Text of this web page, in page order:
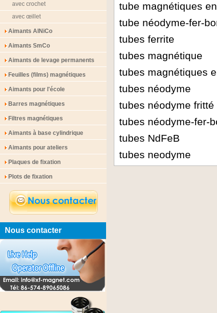
avec crochet
avec œillet
Aimants AlNiCo
Aimants SmCo
Aimants de levage permanents
Feuilles (films) magnétiques
Aimants pour l'école
Barres magnétiques
Filtres magnétiques
Aimants à base cylindrique
Aimants pour ateliers
Plaques de fixation
Plots de fixation
Nous contacter
tube magnétiques
tube néodyme-fer-
tubes ferrite
tubes magnétique
tubes magnétiques
tubes néodyme
tubes néodyme fritté
tubes néodyme-fer-
tubes NdFeB
tubes neodyme